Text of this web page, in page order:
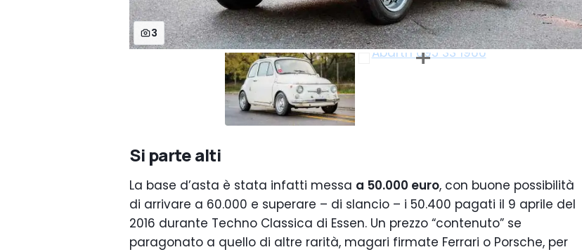
3
Si parte alti
La base d’asta è stata infatti messa a 50.000 euro, con buone possibilità
di arrivare a 60.000 e superare – di slancio – i 50.400 pagati il 9 aprile del
2016 durante Techno Classica di Essen. Un prezzo “contenuto” se
paragonato a quello di altre rarità, magari firmate Ferrari o Porsche, per